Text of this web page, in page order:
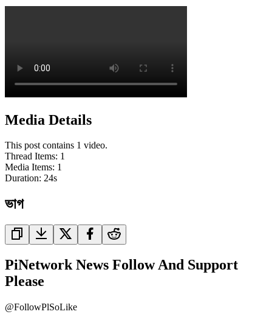
Media Details
This post contains 1 video.
Thread Items: 1
Media Items: 1
Duration: 24s
ভাগ
PiNetwork News Follow And Support
Please
@FollowPlSoLike